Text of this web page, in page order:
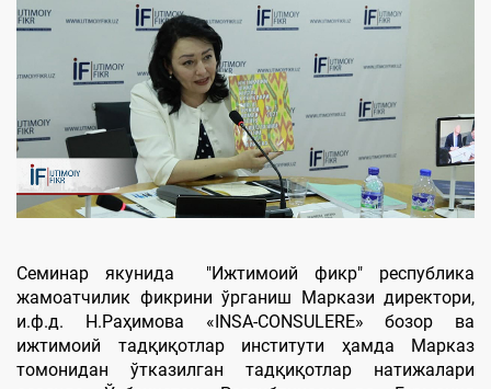
Семинар якунида "Ижтимоий фикр" республика
жамоатчилик фикрини ўрганиш Маркази директори,
и.ф.д. Н.Раҳимова «INSA-CONSULERE» бозор ва
ижтимоий тадқиқотлар институти ҳамда Марказ
томонидан ўтказилган тадқиқотлар натижалари